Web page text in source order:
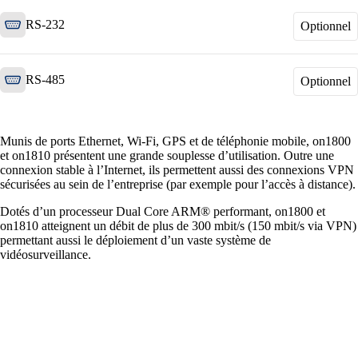
Intéressant également :
Achat de produits Ruckus
Plus achats de produits
RS-232 Optionnel
RS-485 Optionnel
Munis de ports Ethernet, Wi-Fi, GPS et de téléphonie mobile, on1800
et on1810 présentent une grande souplesse d’utilisation. Outre une
connexion stable à l’Internet, ils permettent aussi des connexions VPN
sécurisées au sein de l’entreprise (par exemple pour l’accès à distance).
Dotés d’un processeur Dual Core ARM® performant, on1800 et
on1810 atteignent un débit de plus de 300 mbit/s (150 mbit/s via VPN)
permettant aussi le déploiement d’un vaste système de
vidéosurveillance.